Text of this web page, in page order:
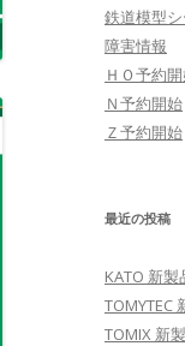
鉄道模型
障害情報
ＨＯ予約
Ｎ予約開始
Ｚ予約開始
最近の投稿
KATO 新製
TOMYTEC
TOMIX 新